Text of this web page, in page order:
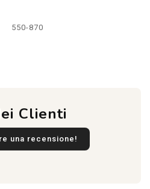
550-870
Clienti
una recensione!